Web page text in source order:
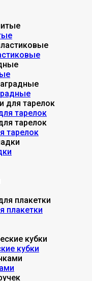
тарелок
тарелок
плакетки
кубки